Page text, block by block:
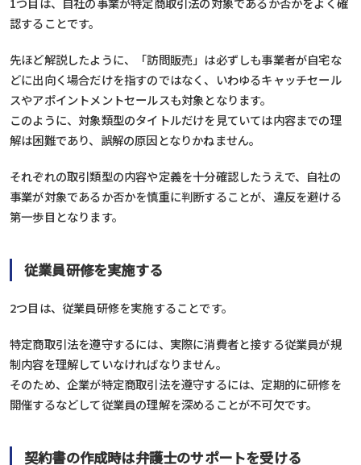
認することです。
先ほど解説したように、「訪問販売」は必ずしも事業者が自宅な
どに出向く場合だけを指すのではなく、いわゆるキャッチセール
スやアポイントメントセールスも対象となります。
このように、対象類型のタイトルだけを見ていては内容までの理
解は困難であり、誤解の原因となりかねません。
それぞれの取引類型の内容や定義を十分確認したうえで、自社の
事業が対象であるか否かを慎重に判断することが、違反を避ける
第一歩目となります。
従業員研修を実施する
2つ目は、従業員研修を実施することです。
特定商取引法を遵守するには、実際に消費者と接する従業員が規
制内容を理解していなければなりません。
そのため、企業が特定商取引法を遵守するには、定期的に研修を
開催するなどして従業員の理解を深めることが不可欠です。
契約書の作成時は弁護士のサポートを受ける